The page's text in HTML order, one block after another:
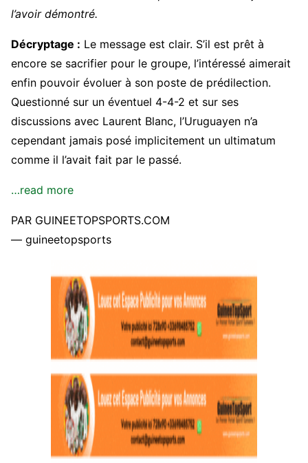
l’avoir démontré.
Décryptage : Le message est clair. S’il est prêt à
encore se sacrifier pour le groupe, l’intéressé aimerait
enfin pouvoir évoluer à son poste de prédilection.
Questionné sur un éventuel 4-4-2 et sur ses
discussions avec Laurent Blanc, l’Uruguayen n’a
cependant jamais posé implicitement un ultimatum
comme il l’avait fait par le passé.
…read more
PAR GUINEETOPSPORTS.COM
— guineetopsports